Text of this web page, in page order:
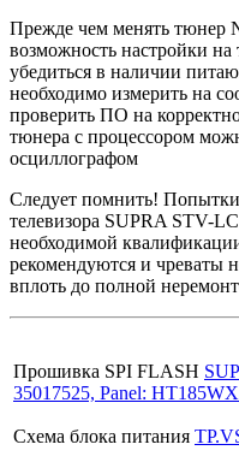
Прежде чем менять тюнер
возможность настройки на
убедиться в наличии
необходимо измерить на
проверить ПО на
тюнера с процессором
осциллографом
Следует помнить! Попытки
телевизора SUPRA STV-
необходимой
рекомендуются и чреваты
вплоть до полной
Прошивка SPI FLASH
35017525, Panel:
Схема блока питания